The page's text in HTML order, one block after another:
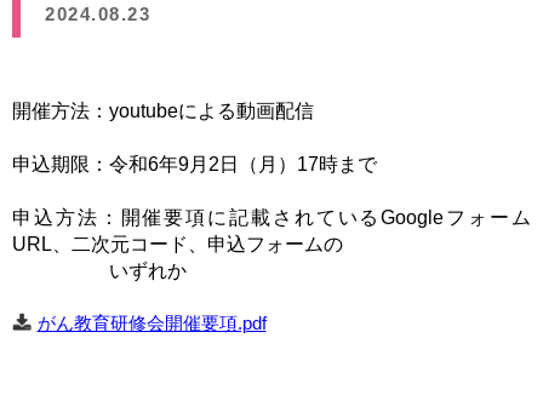
2024.08.23
開催方法：youtubeによる動画配信
申込期限：令和6年9月2日（月）17時まで
申込方法：開催要項に記載されているGoogleフォーム
URL、二次元コード、申込フォームの
いずれか
がん教育研修会開催要項.pdf